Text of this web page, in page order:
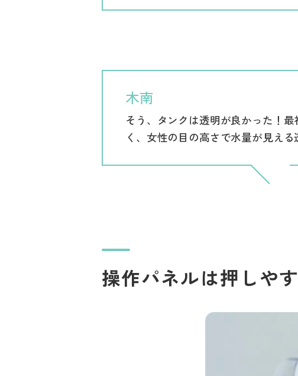
木南
そう、タンクは透明が良かった！
く、女性の目の高さで水量が見え
操作パネルは押しやす